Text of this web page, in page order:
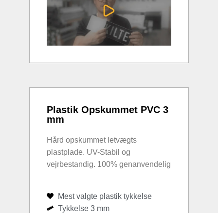
Plastik Opskummet PVC 3
mm
Hård opskummet letvægts
plastplade. UV-Stabil og
vejrbestandig. 100% genanvendelig
Mest valgte plastik tykkelse
Tykkelse 3 mm